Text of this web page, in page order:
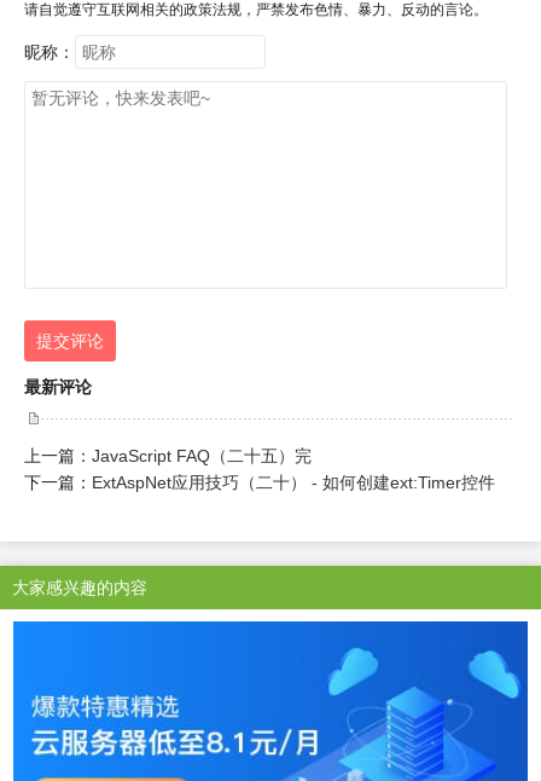
请自觉遵守互联网相关的政策法规，严禁发布色情、暴力、反动的言论。
昵称：
提交评论
最新评论
上一篇： JavaScript FAQ（二十五）完
下一篇： ExtAspNet应用技巧（二十） - 如何创建ext:Timer控件
大家感兴趣的内容